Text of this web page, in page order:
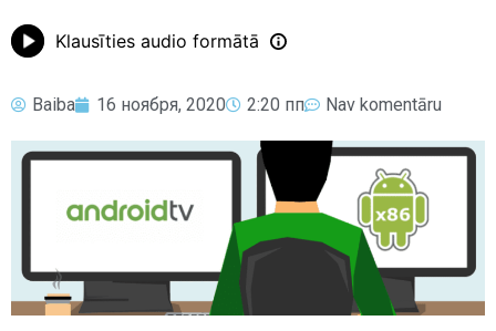
Klausīties audio formātā
Baiba 16 ноября, 2020 2:20 пп Nav komentāru